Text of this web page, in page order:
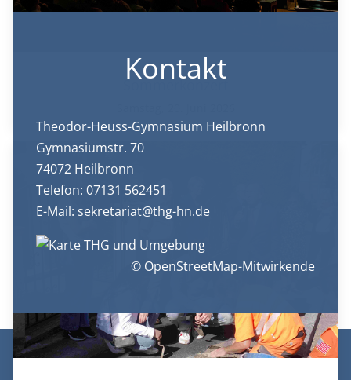
Sommerkonzert
Kontakt
Theodor-Heuss-Gymnasium Heilbronn
Gymnasiumstr. 70
74072 Heilbronn
Telefon: 07131 562451
E-Mail:sekretariat@thg-hn.de
© OpenStreetMap-Mitwirkende
© Theodor-Heuss-Gymnasium Heilbronn 2026 |